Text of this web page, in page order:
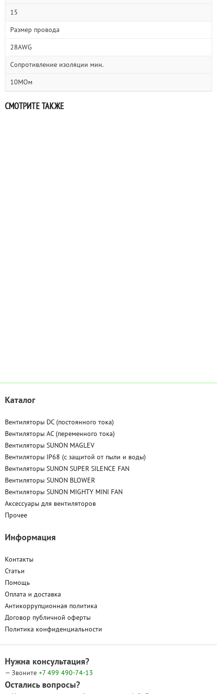
15
Размер провода
28AWG
Сопротивление изоляции мин.
10МОм
СМОТРИТЕ ТАКЖЕ
Каталог
Вентиляторы DC (постоянного тока)
Вентиляторы AC (переменного тока)
Вентиляторы SUNON MAGLEV
Вентиляторы IP68 (c защитой от пыли и воды)
Вентиляторы SUNON SUPER SILENCE FAN
Вентиляторы SUNON BLOWER
Вентиляторы SUNON MIGHTY MINI FAN
Аксессуары для вентиляторов
Прочее
Информация
Контакты
Статьи
Помощь
Оплата и доставка
Антикоррупционная политика
Договор публичной оферты
Политика конфиденциальности
Нужна консультация?
— Звоните +7 499 490-74-13
Остались вопросы?